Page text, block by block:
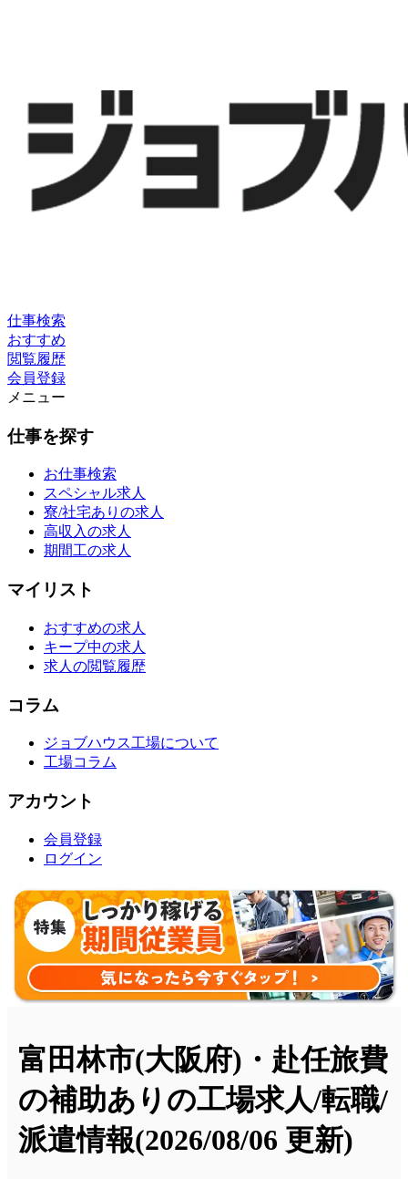
仕事検索
おすすめ
閲覧履歴
会員登録
メニュー
仕事を探す
お仕事検索
スペシャル求人
寮/社宅ありの求人
高収入の求人
期間工の求人
マイリスト
おすすめの求人
キープ中の求人
求人の閲覧履歴
コラム
ジョブハウス工場について
工場コラム
アカウント
会員登録
ログイン
富田林市(大阪府)・赴任旅費
の補助ありの工場求人/転職/
派遣情報(2026/08/06 更新)